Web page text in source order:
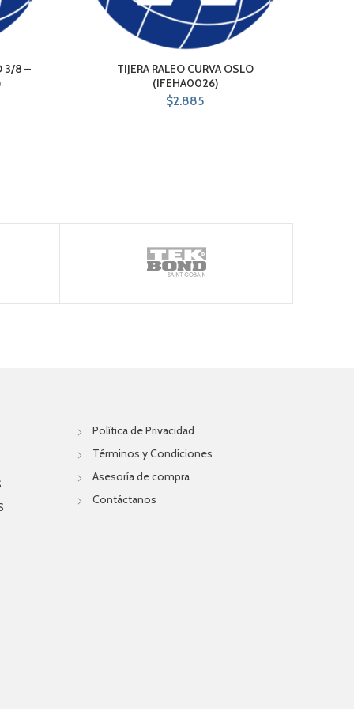
3/8 –
TIJERA RALEO CURVA OSLO
(IFEHA0026)
$2.885
Política de Privacidad
Términos y Condiciones
Asesoría de compra
Contáctanos